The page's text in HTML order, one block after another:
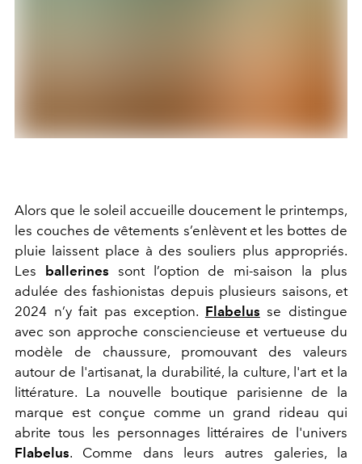
Alors que le soleil accueille doucement le printemps,
les couches de vêtements s’enlèvent et les bottes de
pluie laissent place à des souliers plus appropriés.
Les
ballerines sont l’option de mi-saison la plus
adulée des fashionistas depuis plusieurs saisons, et
2024 n’y fait pas exception. Flabelus se distingue
avec son approche consciencieuse et vertueuse du
modèle de chaussure, promouvant des valeurs
autour de l'artisanat, la durabilité, la culture, l'art et la
littérature. La nouvelle boutique parisienne de la
marque est conçue comme un grand rideau qui
abrite tous les personnages littéraires de l'univers
Flabelus. Comme dans leurs autres galeries, la